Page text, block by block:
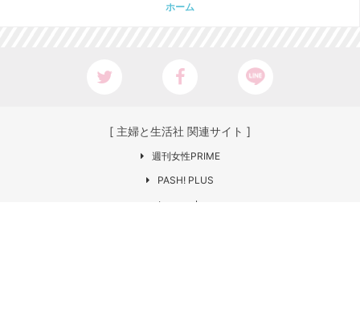
ホーム
[ 主婦と生活社 関連サイト ]
週刊女性PRIME
PASH! PLUS
ar web